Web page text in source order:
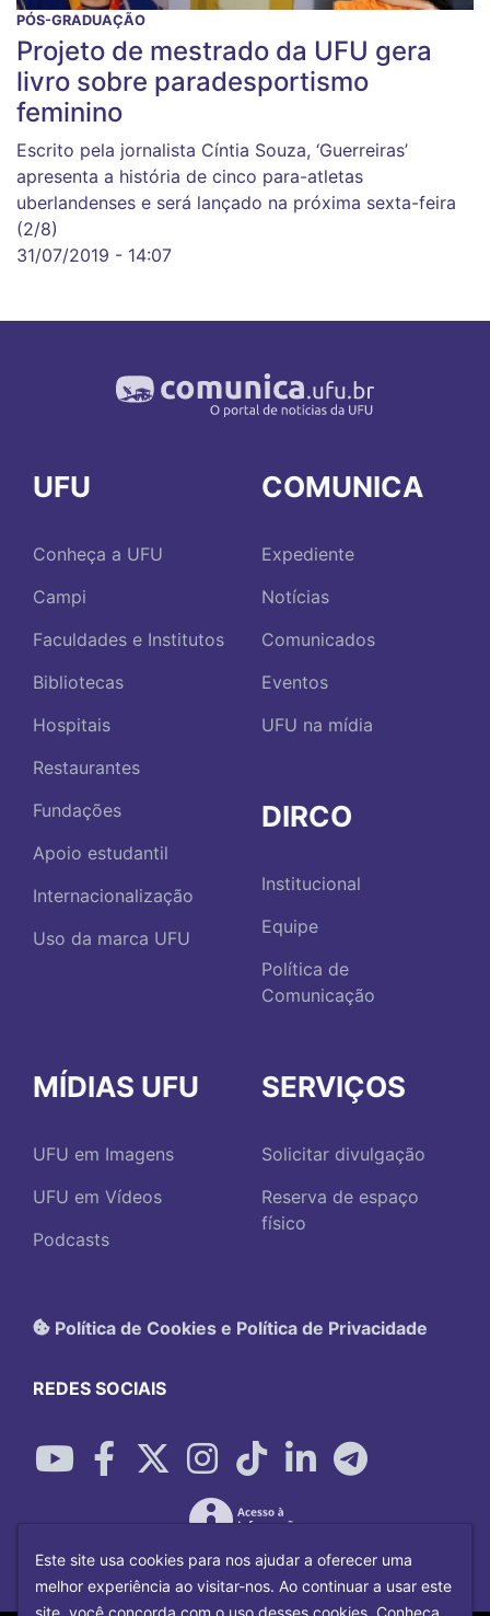
PÓS-GRADUAÇÃO
Projeto de mestrado da UFU gera
livro sobre paradesportismo
feminino
Escrito pela jornalista Cíntia Souza, ‘Guerreiras’
apresenta a história de cinco para-atletas
uberlandenses e será lançado na próxima sexta-feira
(2/8)
31/07/2019 - 14:07
UFU
Conheça a UFU
Campi
Faculdades e Institutos
Bibliotecas
Hospitais
Restaurantes
Fundações
Apoio estudantil
Internacionalização
Uso da marca UFU
COMUNICA
Expediente
Notícias
Comunicados
Eventos
UFU na mídia
DIRCO
Institucional
Equipe
Política de
Comunicação
MÍDIAS UFU
UFU em Imagens
UFU em Vídeos
Podcasts
SERVIÇOS
Solicitar divulgação
Reserva de espaço
físico
Política de Cookies e Política de Privacidade
REDES SOCIAIS
Este site usa cookies para nos ajudar a oferecer uma
melhor experiência ao visitar-nos. Ao continuar a usar este
site, você concorda com o uso desses cookies. Conheça